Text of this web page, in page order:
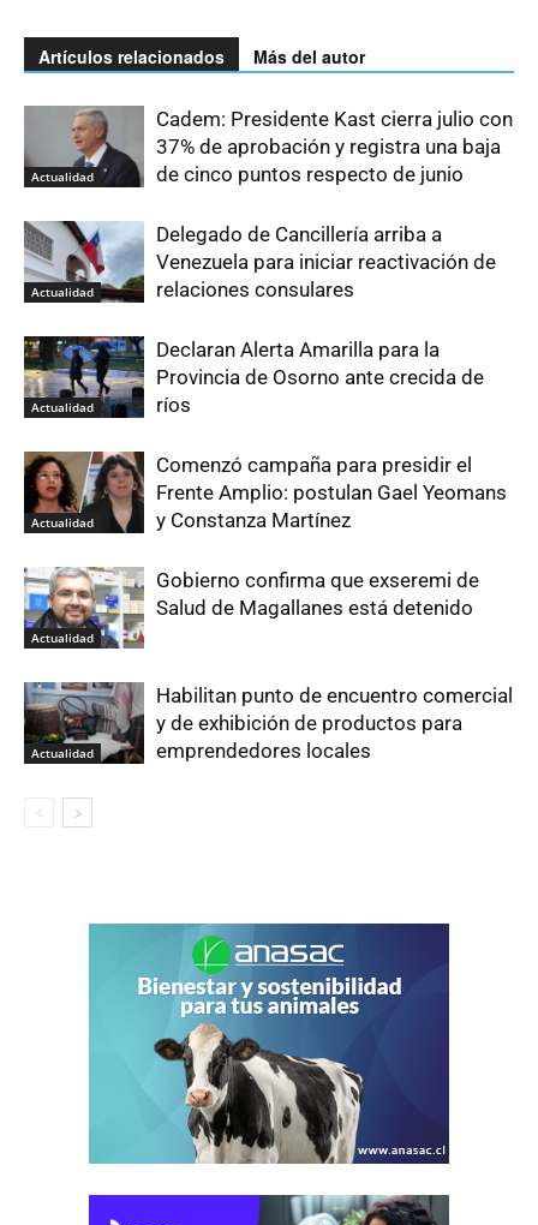
Artículos relacionados Más del autor
Actualidad
Cadem: Presidente Kast cierra julio con
37% de aprobación y registra una baja
de cinco puntos respecto de junio
Actualidad
Delegado de Cancillería arriba a
Venezuela para iniciar reactivación de
relaciones consulares
Actualidad
Declaran Alerta Amarilla para la
Provincia de Osorno ante crecida de
ríos
Actualidad
Comenzó campaña para presidir el
Frente Amplio: postulan Gael Yeomans
y Constanza Martínez
Actualidad
Gobierno confirma que exseremi de
Salud de Magallanes está detenido
Actualidad
Habilitan punto de encuentro comercial
y de exhibición de productos para
emprendedores locales